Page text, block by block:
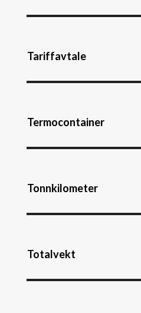
Tariffavtale
Termocontainer
Tonnkilometer
Totalvekt